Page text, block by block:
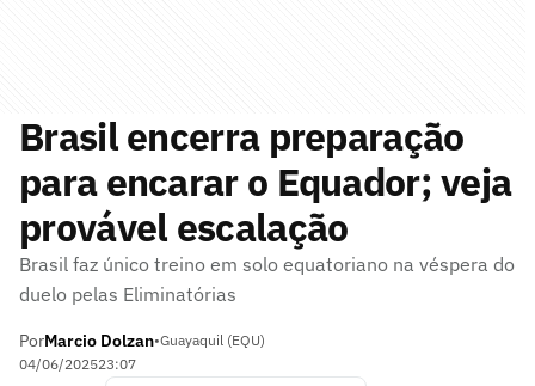
Brasil encerra preparação
para encarar o Equador; veja
provável escalação
Brasil faz único treino em solo equatoriano na véspera do
duelo pelas Eliminatórias
PorMarcio Dolzan•Guayaquil (EQU)
04/06/202523:07